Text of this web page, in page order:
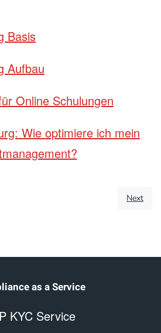
Basis
Aufbau
Online Schulungen
Wie optimiere ich mein
Next
as a Service
KYC Service